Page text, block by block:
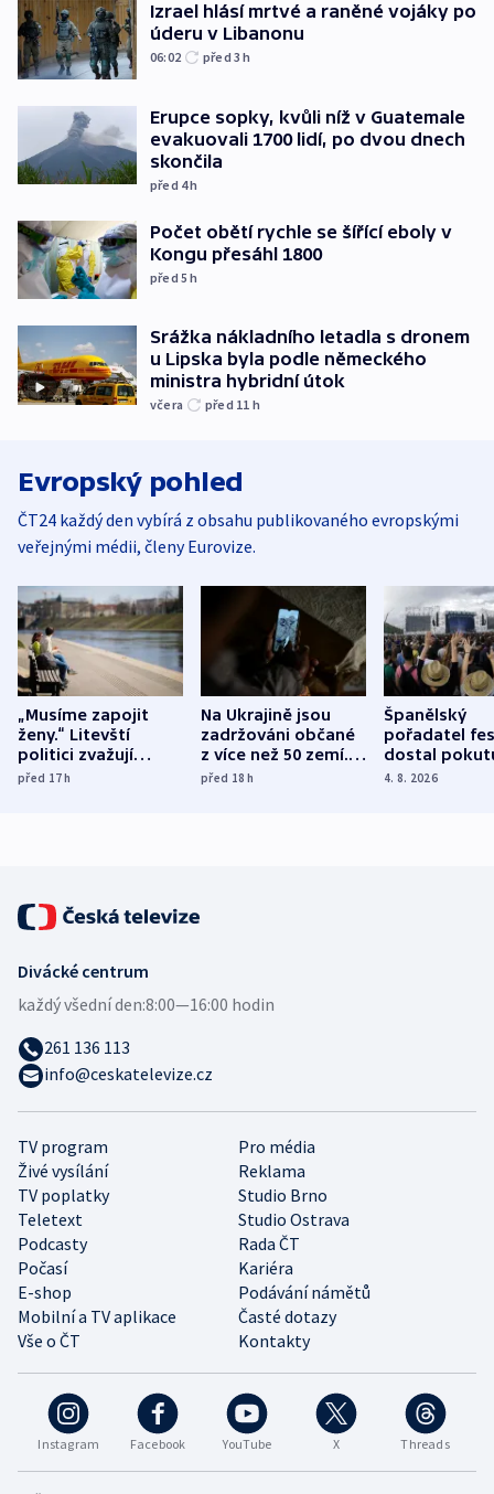
Izrael hlásí mrtvé a raněné vojáky po
úderu v Libanonu
06:02 před 3h
Erupce sopky, kvůli níž v Guatemale
evakuovali 1700 lidí, po dvou dnech
skončila
před 4h
Počet obětí rychle se šířící eboly v
Kongu přesáhl 1800
před 5h
Srážka nákladního letadla s dronem
u Lipska byla podle německého
ministra hybridní útok
včera před 11 h
Evropský pohled
ČT24 každý den vybírá z obsahu publikovaného evropskými
veřejnými médii, členy Eurovize.
„Musíme zapojit
ženy.“ Litevští
politici zvažují
dohodu o
před 17h
Na Ukrajině jsou
zadržováni občané
z více než 50 zemí.
Bojovali na straně
před 18h
Španělský
pořadatel
dostal
nekalé
4. 8. 2026
Instagram Facebook YouTube X Threads
TV program
Pro média
Živé vysílání
Reklama
TV poplatky
Studio Brno
Teletext
Studio Ostrava
Podcasty
Rada ČT
Počasí
Kariéra
E-shop
Podávání námětů
Mobilní a TV aplikace
Časté dotazy
Vše o ČT
Kontakty
Divácké centrum
každý všední den:8:00—16:00 hodin
261 136 113
info@ceskatelevize.cz